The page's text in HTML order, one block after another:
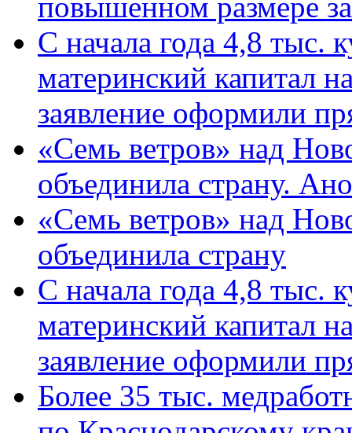
С начала года 4,8 тыс.
материнский капитал
заявление оформили
«Семь ветров» над
объединила страну.
«Семь ветров» над
объединила страну
С начала года 4,8 тыс.
материнский капитал
заявление оформили
Более 35 тыс.